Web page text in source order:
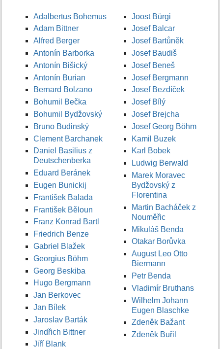
Adalbertus Bohemus
Adam Bittner
Alfred Berger
Antonín Barborka
Antonín Bišický
Antonín Burian
Bernard Bolzano
Bohumil Bečka
Bohumil Bydžovský
Bruno Budinský
Clement Barchanek
Daniel Basilius z
Deutschenberka
Eduard Beránek
Eugen Bunickij
František Balada
František Běloun
Franz Konrad Bartl
Friedrich Benze
Gabriel Blažek
Georgius Böhm
Georg Beskiba
Hugo Bergmann
Jan Berkovec
Jan Bílek
Jaroslav Barták
Jindřich Bittner
Jiří Blank
Joost Bürgi
Josef Balcar
Josef Bartůněk
Josef Baudiš
Josef Beneš
Josef Bergmann
Josef Bezdíček
Josef Bílý
Josef Brejcha
Josef Georg Böhm
Kamil Buzek
Karl Bobek
Ludwig Berwald
Marek Moravec
Bydžovský z
Florentina
Martin Bacháček z
Nouměřic
Mikuláš Benda
Otakar Borůvka
August Leo Otto
Biermann
Petr Benda
Vladimír Bruthans
Wilhelm Johann
Eugen Blaschke
Zdeněk Bažant
Zdeněk Buřil